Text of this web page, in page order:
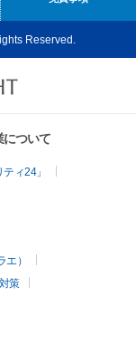
Reserved.
について
ィ24」
）
策